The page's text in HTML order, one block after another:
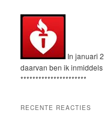
In januari
daarvan ben ik
**********************
RECENTE REACTIES